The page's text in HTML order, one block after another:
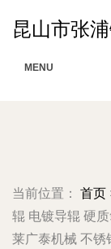
昆山市张
MENU
当前位置： 首页
辊 电镀导辊 硬
莱广泰机械 不锈